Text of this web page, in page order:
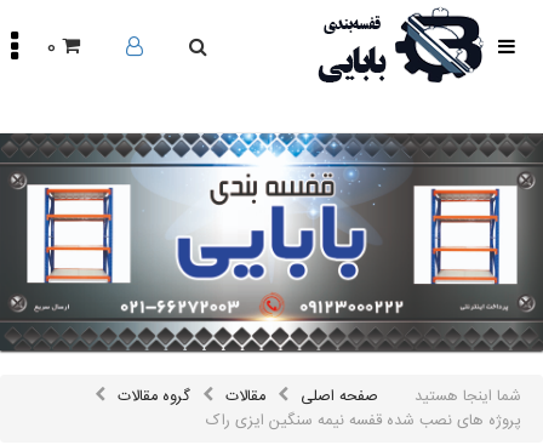
محصولات
مقالات
درباره
تماس
باما
اینستاگرام
سایر
لینک
ها
0
شما اینجا هستید صفحه اصلی مقالات
گروه مقالات
پروژه های نصب شده قفسه نیمه سنگین ایزی راک